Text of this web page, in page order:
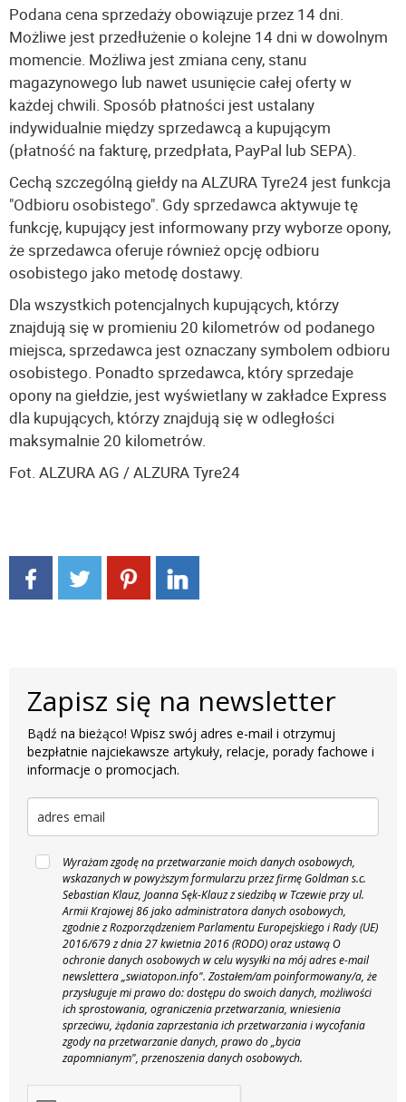
Podana cena sprzedaży obowiązuje przez 14 dni.
Możliwe jest przedłużenie o kolejne 14 dni w dowolnym
momencie. Możliwa jest zmiana ceny, stanu
magazynowego lub nawet usunięcie całej oferty w
każdej chwili. Sposób płatności jest ustalany
indywidualnie między sprzedawcą a kupującym
(płatność na fakturę, przedpłata, PayPal lub SEPA).
Cechą szczególną giełdy na ALZURA Tyre24 jest funkcja
"Odbioru osobistego". Gdy sprzedawca aktywuje tę
funkcję, kupujący jest informowany przy wyborze opony,
że sprzedawca oferuje również opcję odbioru
osobistego jako metodę dostawy.
Dla wszystkich potencjalnych kupujących, którzy
znajdują się w promieniu 20 kilometrów od podanego
miejsca, sprzedawca jest oznaczany symbolem odbioru
osobistego. Ponadto sprzedawca, który sprzedaje
opony na giełdzie, jest wyświetlany w zakładce Express
dla kupujących, którzy znajdują się w odległości
maksymalnie 20 kilometrów.
Fot. ALZURA AG / ALZURA Tyre24
Zapisz się na newsletter
Bądź na bieżąco! Wpisz swój adres e-mail i otrzymuj
bezpłatnie najciekawsze artykuły, relacje, porady fachowe i
informacje o promocjach.
Wyrażam zgodę na przetwarzanie moich danych osobowych,
wskazanych w powyższym formularzu przez firmę Goldman s.c.
Sebastian Klauz, Joanna Sęk-Klauz z siedzibą w Tczewie przy ul.
Armii Krajowej 86 jako administratora danych osobowych,
zgodnie z Rozporządzeniem Parlamentu Europejskiego i Rady (UE)
2016/679 z dnia 27 kwietnia 2016 (RODO) oraz ustawą O
ochronie danych osobowych w celu wysyłki na mój adres e-mail
newslettera „swiatopon.info". Zostałem/am poinformowany/a, że
przysługuje mi prawo do: dostępu do swoich danych, możliwości
ich sprostowania, ograniczenia przetwarzania, wniesienia
sprzeciwu, żądania zaprzestania ich przetwarzania i wycofania
zgody na przetwarzanie danych, prawo do „bycia
zapomnianym", przenoszenia danych osobowych.